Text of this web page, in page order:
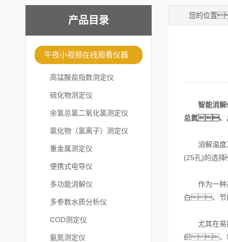
产品目录
午夜小视频在线观看仪器
高锰酸盐指数测定仪
硫化物测定仪
余氯总氯二氧化氯测定仪
氯化物（氯离子）测定仪
重金属测定仪
便携式电导仪
多功能消解仪
多参数水质分析仪
COD测定仪
氨氮测定仪
您的位置
智能消
总氮、
消解温度
(25孔)的选
作为一种
白、节
尤其在易
织、